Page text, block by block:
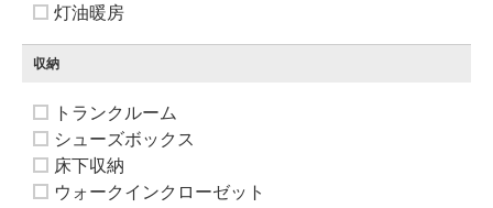
灯油暖房
収納
トランクルーム
シューズボックス
床下収納
ウォークインクローゼット